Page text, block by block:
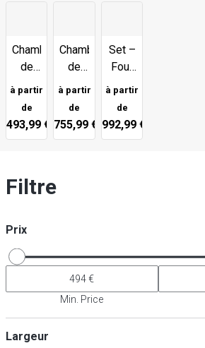
Chambre
de
cuisson
individuelle
à partir
de
493,99 €
Chambre
de
cuisson
double
à partir
de
755,99 €
Set –
Four
pizza
avec
support
à partir
de
992,99 €
Filtre
Prix
Min. Price
Largeur